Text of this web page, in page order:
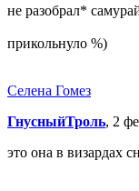
не разобрал*
прикольнуло %)
Селена Гомез
ГнусныйТроль, 2
это она в визардах